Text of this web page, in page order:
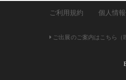
ご利用規約 個人情
ご出展のご案内はこちら（